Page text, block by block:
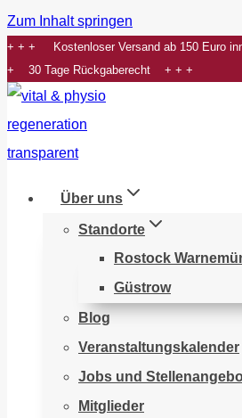
Zum Inhalt springen
+ + + Kostenloser Versand ab 150 Euro
+ 30 Tage Rückgaberecht + + +
Über uns
Standorte
Rostock
Güstrow
Blog
Veranstaltungskalender
Jobs und
Mitglieder